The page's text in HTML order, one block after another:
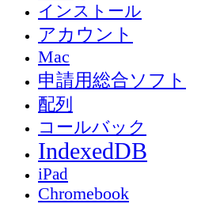
インストール
アカウント
Mac
申請用総合ソフト
配列
コールバック
IndexedDB
iPad
Chromebook